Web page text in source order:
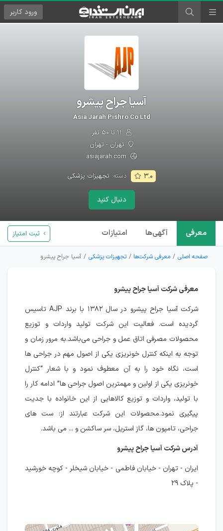
ورود کاربر
آسیا جراح پیشرو
Asia Jarah Pishro Co Ltd
تهران - تهران
۳.۰ دسته: تجهیزات پزشکی
دنبال کنید
معرفی آگهی‌ها امتیازات ثبت امتیاز
صفحه اصلی معرفی شرکت‌ها تجهیزات پزشکی آسیا جراح پیشرو
معرفی شرکت آسیا جراح پیشرو
شرکت آسیا جراح پیشرو در سال ۱۳۸۲ با برند AJP تاسیس
گردیده است. فعالیت این شرکت تولید واردات و توزیع
محصولات مصرفی اتاق عمل و جراحی می‌باشد.به مرور زمان و
توجه به اینکه کنترل خونریزی یکی از اصول مهم در جراحی ها
است، نگاه خود را به آن معطوف نمود و با شعار “کنترل
خونریزی یکی از اولین و مهمترین اصول جراحی ها” ادامه کار را
با تولید، واردات و توزیع کالاهایی از این خانواده با جدیت
پیگیری نمود.محصولات این شرکت عبارتند از: ست های
جراحی، تامپون ها، گاز استریل، سر ساکشن و ... می باشد.
آدرس شرکت آسیا جراح پیشرو
ایران - تهران - خیابان فاطمی - خیابان شیخلر - کوچه خورشید
- پلاک ۲۹